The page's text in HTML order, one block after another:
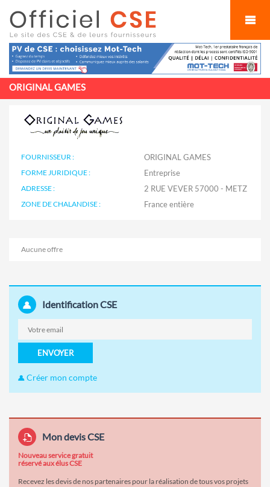
ORIGINAL GAMES
FOURNISSEUR : ORIGINAL GAMES
FORME JURIDIQUE : Entreprise
ADRESSE : 2 RUE VEVER 57000 - METZ
ZONE DE CHALANDISE :
Aucune offre
Identification CSE
ENVOYER
Créer mon compte
Mon devis CSE
Nouveau service gratuit
réservé aux élus CSE
Recevez les devis de nos partenaires pour la réalisation de tous vos projets